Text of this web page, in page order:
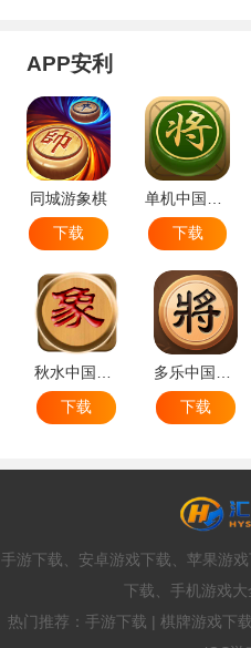
APP安利
同城游象棋
下载
单机中国象棋
下载
秋水中国象棋
下载
多乐中国象棋
下载
手游下载、安卓游戏下载、苹果游
下载、手机游戏大
热门推荐：手游下载 | 棋牌游戏下